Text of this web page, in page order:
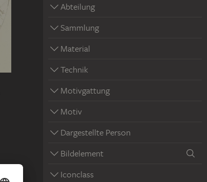
Abteilung
Sammlung
Material
Technik
Motivgattung
Motiv
Dargestellte Person
Bildelement
Iconclass